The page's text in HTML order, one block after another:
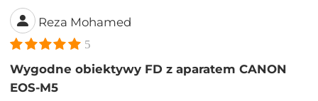
Reza Mohamed
5
Wygodne obiektywy FD z aparatem CANON
EOS-M5